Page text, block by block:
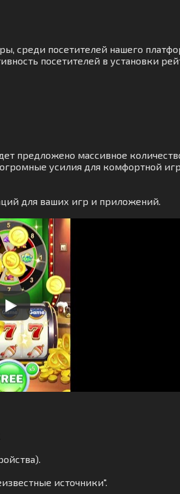
среди посетителей нашего
посетителей в установки
предложено массивное
усилия для комфортной
для ваших игр и приложений.
источники".